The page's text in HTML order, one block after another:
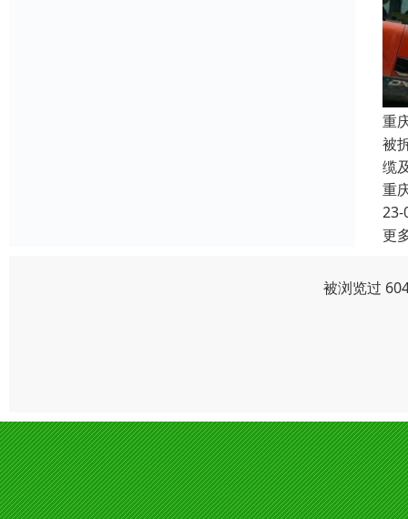
重
被
缆
重
23-
更
被浏览过